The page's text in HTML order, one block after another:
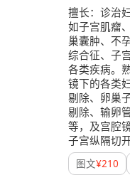
擅长： 诊治
如子宫肌瘤
巢囊肿、不
综合征、子
各类疾病。
镜下的各类
剔除、卵巢
剔除、输卵
等，及宫腔
子宫纵隔切
图文¥210